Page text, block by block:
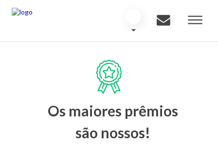
Os maiores prêmios
são nossos!